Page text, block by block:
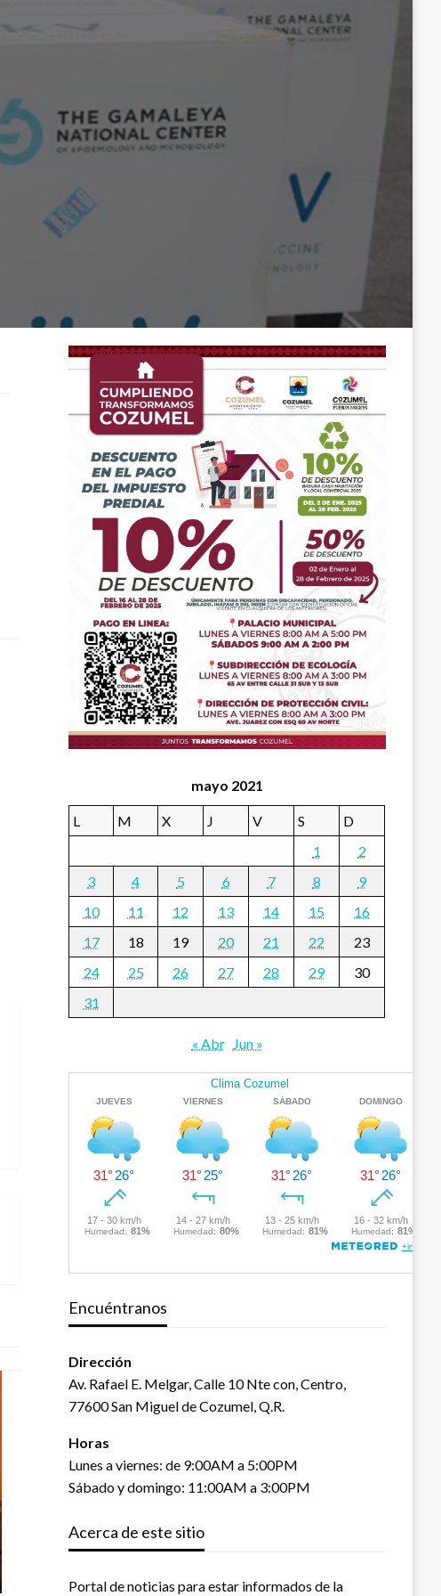
mayo 2021
L M X J V S
D
1
2
3
4 5 6 7 8
9
10
11 12 13 14 15
16
17
18 19 20 21 22
23
24
25 26 27 28 29
30
31
« Abr Jun »
Encuéntranos
Dirección
Av. Rafael E. Melgar, Calle 10 Nte con, Centro,
77600 San Miguel de Cozumel, Q.R.
Horas
Lunes a viernes: de 9:00AM a 5:00PM
Sábado y domingo: 11:00AM a 3:00PM
Acerca de este sitio
Portal de noticias para estar informados de la